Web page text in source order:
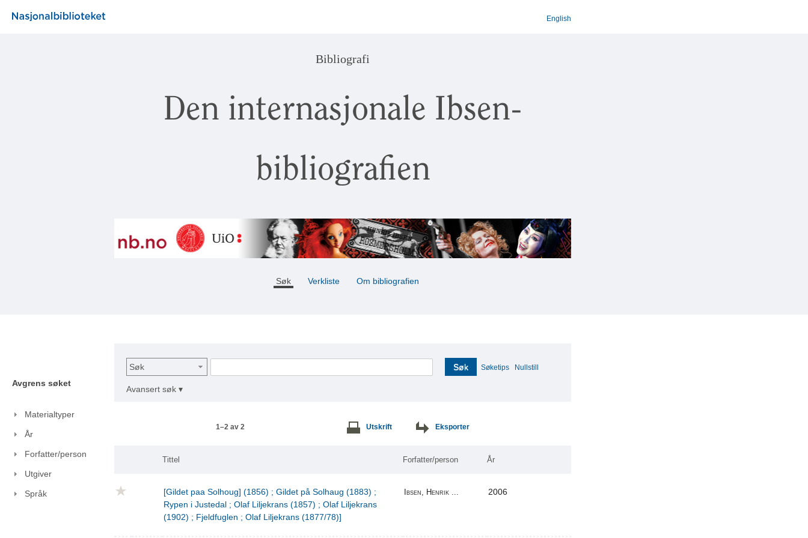
English
Bibliografi
Den internasjonale Ibsen-
bibliografien
Søk Verkliste Om bibliografien
Avgrens søket
Materialtyper
År
Forfatter/person
Utgiver
Språk
Søk Søk Søketips Nullstill
Avansert søk ▾
1–2 av 2 Utskrift Eksporter
Tittel Forfatter/person År
[Gildet paa Solhoug] (1856) ; Gildet på Solhaug (1883) ;
Rypen i Justedal ; Olaf Liljekrans (1857) ; Olaf Liljekrans
(1902) ; Fjeldfuglen ; Olaf Liljekrans (1877/78)]
Ibsen, Henrik ... 2006